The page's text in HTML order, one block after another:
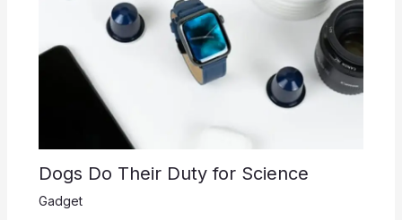
Dogs Do Their Duty for Science
Gadget